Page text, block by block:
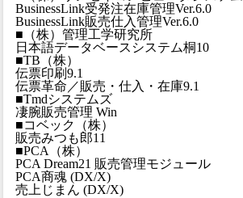
BusinessLink受発注在庫管理Ver.6.0
BusinessLink販売仕入管理Ver.6.0
■（株）管理工学研究所
日本語データベースシステム桐10
■TB（株）
伝票印刷9.1
伝票革命／販売・仕入・在庫9.1
■Tmdシステムズ
凄腕販売管理 Win
■コベック（株）
販売みつも郎11
■PCA（株）
PCA Dream21 販売管理モジュール
PCA商魂 (DX/X)
売上じまん (DX/X)